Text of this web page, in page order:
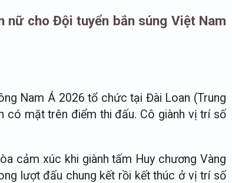
nữ cho Đội tuyển bắn súng Việt Nam
Nam Á 2026 tổ chức tại Đài Loan (Trung
có mặt trên điểm thi đấu. Cô giành vị trí số
cảm xúc khi giành tấm Huy chương Vàng
lượt đấu chung kết rồi kết thúc ở vị trí số